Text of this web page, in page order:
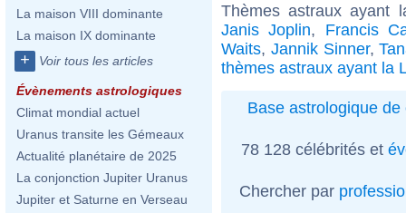
La maison VIII dominante
La maison IX dominante
+ Voir tous les articles
Évènements astrologiques
Climat mondial actuel
Uranus transite les Gémeaux
Actualité planétaire de 2025
La conjonction Jupiter Uranus
Jupiter et Saturne en Verseau
Thèmes astraux
Janis Joplin, Francis
Waits, Jannik Sinner,
thèmes astraux ayant la
Base astrologique de
78 128 célébrités et
Chercher par